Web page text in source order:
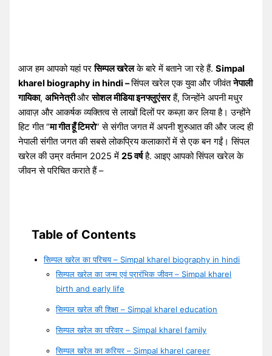
आज हम आपको यहां परसिम्पल खरेलके बारे में बताने जा रहे हैं.Simpal
kharel biography in hindi –सिंपल खरेल एक युवा और जीवंतनेपाली
गायिका,अभिनेत्रीऔरसोशल मीडिया इनफ्लुएंसरहैं, जिन्होंने अपनी मधुर
आवाज़ और आकर्षक व्यक्तित्व से लाखों दिलों पर कब्ज़ा कर लिया है। उन्होंने
हिट गीत “मागीत हूँ टिमरो” से संगीत जगत में अपनी शुरुआत की और जल्द ही
नेपाली संगीत जगत की सबसे लोकप्रिय कलाकारों में से एक बन गईं। सिंपल
खरेल की उम्र वर्तमान 2025 में25 वर्षहै. आइए आपको सिंपल खरेल के
जीवन से परिचित कराते हैं –
Table of Contents
सिम्पल खरेल का परिचय – Simpal kharel biography in hindi
सिम्पल खरेल का जन्म एवं प्रारंभिक जीवन – Simpal kharel
birth and early life
सिम्पल खरेल की शिक्षा – Simpal kharel education
सिम्पल खरेल का परिवार – Simpal kharel family
सिम्पल खरेल का करियर – Simpal kharel career